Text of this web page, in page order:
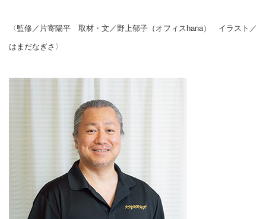
〈監修／片寄陽平 取材・文／野上郁子（オフィスhana） イラスト／
はまだなぎさ〉